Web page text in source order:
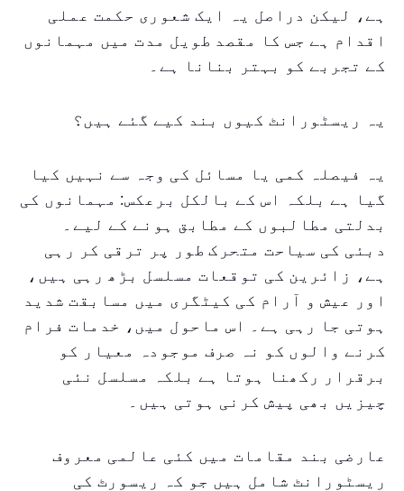
ہے، لیکن دراصل یہ ایک شعوری حکمت عملی
اقدام ہے جس کا مقصد طویل مدت میں مہمانوں
کے تجربے کو بہتر بنانا ہے۔
یہ ریسٹورانٹ کیوں بند کیے گئے ہیں؟
یہ فیصلہ کمی یا مسائل کی وجہ سے نہیں کیا
گیا ہے بلکہ اس کے بالکل برعکس: مہمانوں کی
بدلتی مطالبوں کے مطابق ہونے کے لیے۔
دبئی کی سیاحت متحرک طور پر ترقی کر رہی
ہے، زائرین کی توقعات مسلسل بڑھ رہی ہیں،
اور عیش و آرام کی کیٹگری میں مسابقت شدید
ہوتی جا رہی ہے۔ اس ماحول میں، خدمات فرام
کرنے والوں کو نہ صرف موجودہ معیار کو
برقرار رکھنا ہوتا ہے بلکہ مسلسل نئی
چیزیں بھی پیش کرنی ہوتی ہیں۔
عارضی بند مقامات میں کئی عالمی معروف
ریسٹورانٹ شامل ہیں جو کہ ریسورٹ کی